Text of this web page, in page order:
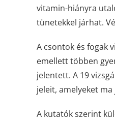
vitamin-hiányra
tünetekkel járhat.
A csontok és fogak
emellett többen
jelentett. A 19
jeleit, amelyeket
A kutatók szerint